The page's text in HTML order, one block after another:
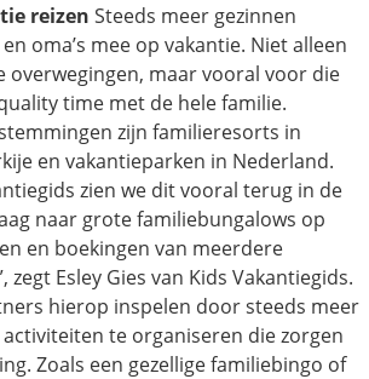
reizen Steeds meer gezinnen
oma’s mee op vakantie. Niet alleen
overwegingen, maar vooral voor die
time met de hele familie.
zijn familieresorts in
en vakantieparken in Nederland.
zien we dit vooral terug in de
naar grote familiebungalows op
en boekingen van meerdere
zegt Esley Gies van Kids Vakantiegids.
hierop inspelen door steeds meer
activiteiten te organiseren die zorgen
Zoals een gezellige familiebingo of